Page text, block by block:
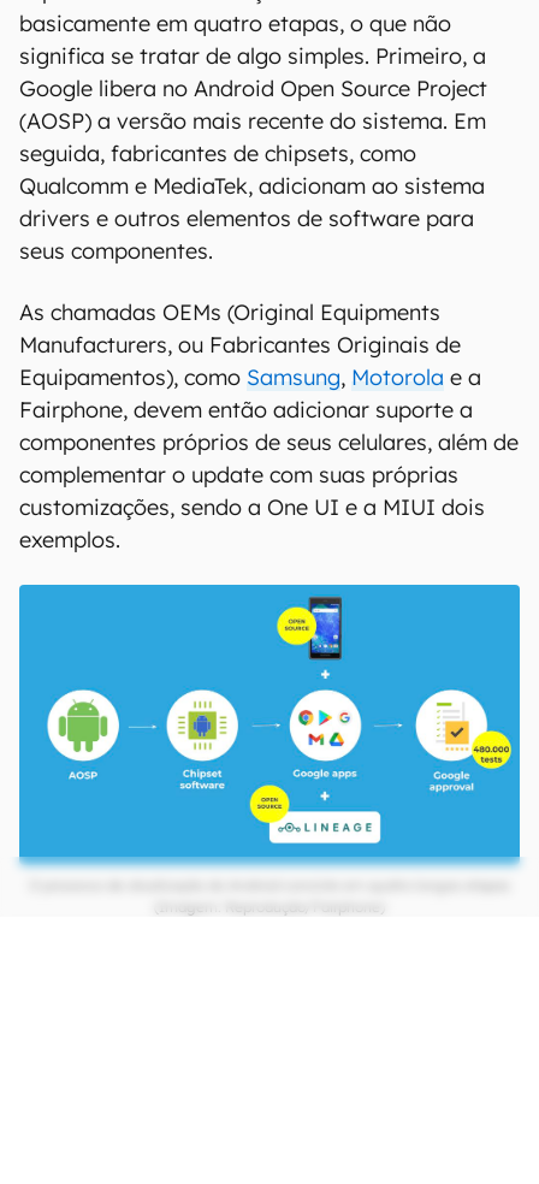
basicamente em quatro etapas, o que não
significa se tratar de algo simples. Primeiro, a
Google libera no Android Open Source Project
(AOSP) a versão mais recente do sistema. Em
seguida, fabricantes de chipsets, como
Qualcomm e MediaTek, adicionam ao sistema
drivers e outros elementos de software para
seus componentes.
As chamadas OEMs (Original Equipments
Manufacturers, ou Fabricantes Originais de
Equipamentos), como Samsung, Motorola e a
Fairphone, devem então adicionar suporte a
componentes próprios de seus celulares, além de
complementar o update com suas próprias
customizações, sendo a One UI e a MIUI dois
exemplos.